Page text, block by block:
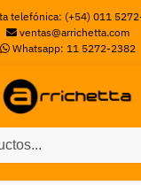
telefónica: (+54) 011
ventas@arrichetta.com
Whatsapp: 11 5272-2382
TS-832PXU-RP 8 bahías ARM